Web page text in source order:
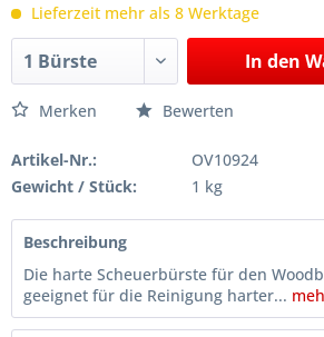
Lieferzeit mehr als 8 Werktage
In den
Merken Bewerten
Artikel-Nr.:
OV10924
Gewicht / Stück:
1 kg
Beschreibung
Die harte Scheuerbürste für den
geeignet für die Reinigung harter...